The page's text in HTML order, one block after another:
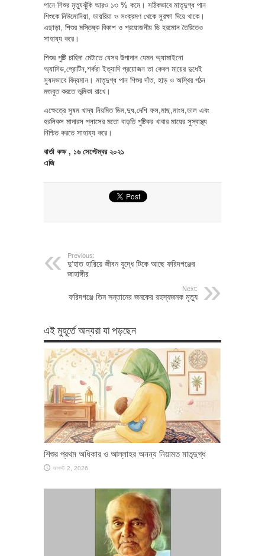
পানে শিশুর মৃত্যুঝুঁকি আরও ১৩ % কমে। সঠিকভাবে মাতৃদুগ্ধ পান
শিশুকে নিউমোনিয়া, ডায়রিয়া ও সংক্রমণ থেকে সুরক্ষা দিয়ে থাকে।
এছাড়া, শিশুর মস্তিষ্ক বিকাশ ও প্রয়োজনীয় ডি হরমোন তৈরিতেও
সাহায্য করে।
শিশুর পুষ্টি চাহিদা মেটাতে যেসব উপাদান যেমন অ্যামাইনো
অ্যাসিড,প্রোটিন,শর্করা ইত্যাদি প্রয়োজন তা কেবল মায়ের দুধেই
সুষমভাবে বিদ্যমান। মাতৃদুগ্ধ পান শিশুর দাঁত, হাড় ও অস্থির গঠন
মজবুত করতে ভূমিকা রাখে।
এক্ষেত্রে সুষম খাদ্য নিয়মিত ডিম,দুধ,দেশি ফল,মাছ,মাংস,ডাল এবং
হরলিকস মাদারস প্লাসের মতো বাড়তি পুষ্টিকর খাবার মায়ের সুস্বাস্থ্য
নিশ্চিত করতে সাহায্য করে।
বার্তা কক্ষ , ১৬ সেপ্টেম্বর ২০২১
এজি
Previous:
দু’হাত হারিয়ে জীবন যুদ্ধে টিকে আছে ফরিদগঞ্জের
জাহাঙ্গীর
Next:
ফরিদগঞ্জে তিন সন্তানের জনকের রহস্যজনক মৃত্যু
এই মুহূর্তে অন্যরা যা পড়ছেন
শিশুর প্রথম অধিকার ও আল্লাহর অনন্য নিয়ামত মাতৃদুগ্ধ
আগস্ট 2, 2026